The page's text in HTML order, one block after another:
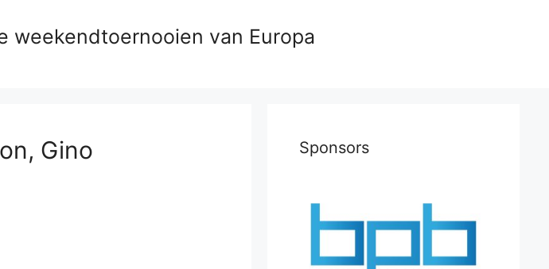
weekendtoernooien van Europa
Gino Sponsors